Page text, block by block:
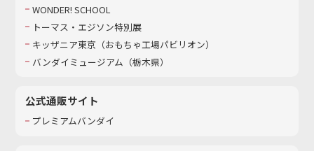
WONDER! SCHOOL
トーマス・エジソン特別展
キッザニア東京（おもちゃ工場パビリオン）​
バンダイミュージアム（栃木県）
公式通販サイト
プレミアムバンダイ